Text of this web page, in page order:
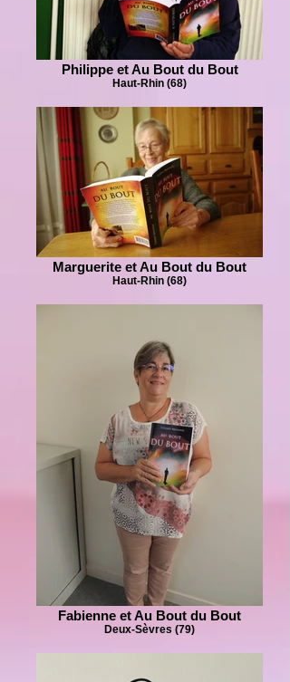
Philippe et Au Bout du Bout
Haut-Rhin (68)
Marguerite et Au Bout du Bout
Haut-Rhin (68)
Fabienne et Au Bout du Bout
Deux-Sèvres (79)